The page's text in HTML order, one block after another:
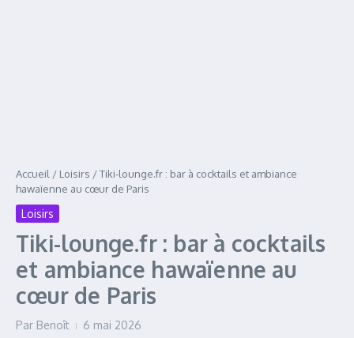
Accueil / Loisirs /Tiki-lounge.fr : bar à cocktails et ambiance
hawaïenne au cœur de Paris
Loisirs
Tiki-lounge.fr : bar à cocktails
et ambiance hawaïenne au
cœur de Paris
Par Benoît 6 mai 2026